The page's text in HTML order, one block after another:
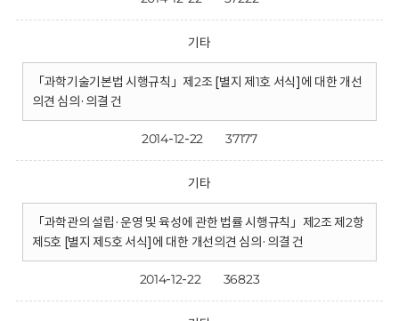
기타
「과학기술기본법 시행규칙」제2조 [별지 제1호 서식]에 대한 개선
의견 심의·의결 건
2014-12-22 37177
기타
「과학관의 설립·운영 및 육성에 관한 법률 시행규칙」제2조 제2항
제5호 [별지 제5호 서식]에 대한 개선의견 심의·의결 건
2014-12-22 36823